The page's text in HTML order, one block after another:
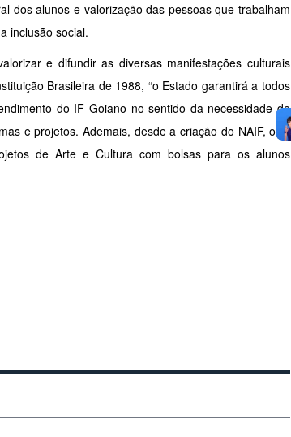
dos alunos e valorização das pessoas que trabalham
inclusão social.
e difundir as diversas manifestações culturais
Brasileira de 1988, “o Estado garantirá a todos
do IF Goiano no sentido da necessidade de
e projetos. Ademais, desde a criação do NAIF, o IF
de Arte e Cultura com bolsas para os alunos